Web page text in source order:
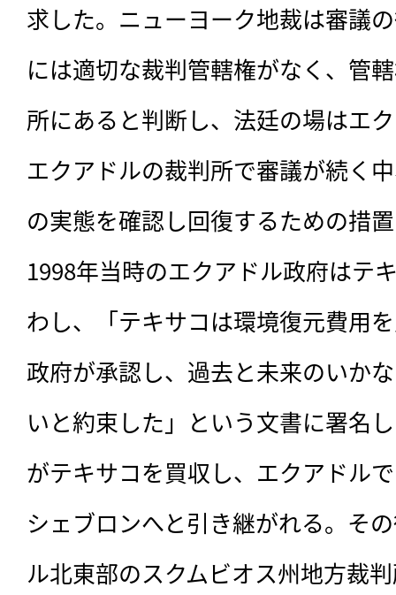
求した。ニューヨーク地裁は審議
には適切な裁判管轄権がなく、管
所にあると判断し、法廷の場はエ
エクアドルの裁判所で審議が続く
の実態を確認し回復するための措
1998年当時のエクアドル政府はテ
わし、「テキサコは環境復元費用
政府が承認し、過去と未来のいか
いと約束した」という文書に署名
がテキサコを買収し、エクアドル
シェブロンへと引き継がれる。そ
ル北東部のスクムビオス州地方裁